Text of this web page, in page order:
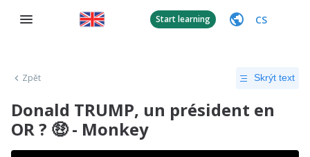
Start learning CS
Zpět Skrýt text
Donald TRUMP, un président en
OR ? 🤑 - Monkey